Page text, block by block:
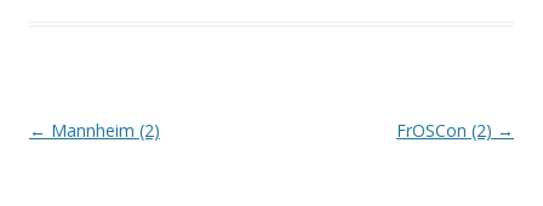
Beitrags-
← Mannheim (2) FrOSCon (2) →